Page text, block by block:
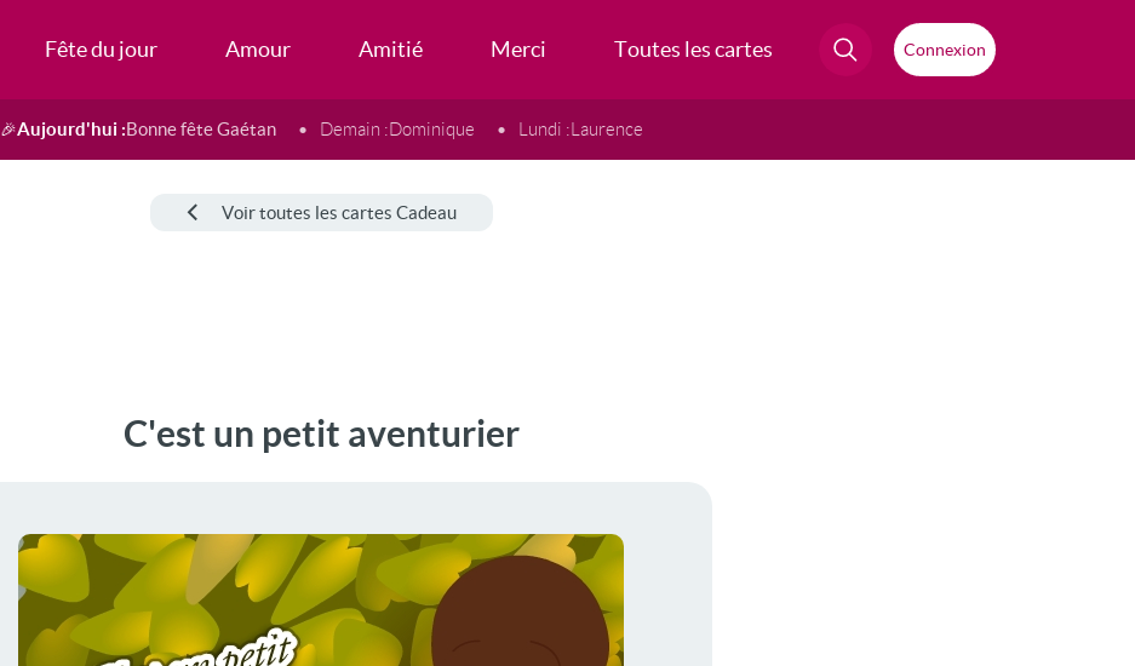
Fête du jour Amour Amitié Merci Toutes les cartes Connexion
🎉Aujourd'hui :Bonne fête Gaétan Demain :Dominique Lundi :Laurence
Voir toutes les cartes Cadeau
C'est un petit aventurier